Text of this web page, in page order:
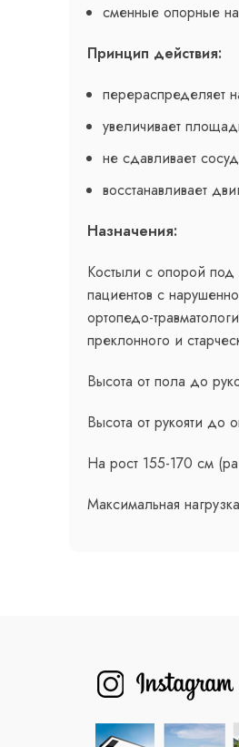
сменные опорные
Принцип действия:
перераспределяет
увеличивает
не сдавливает
восстанавливает
Назначения:
Костыли с опорой под
пациентов с
ортопедо-
преклонного и
Высота от пола до
Высота от рукояти
На рост 155-170 см
Максимальная